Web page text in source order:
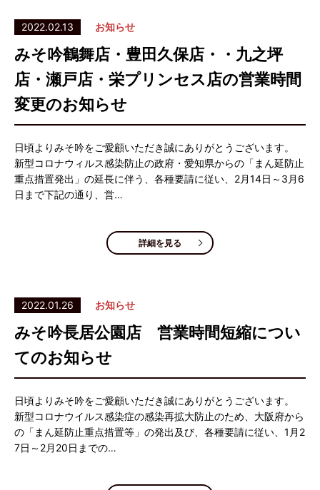
2022.02.13 お知らせ
みそ吟鶴舞店・豊田久保店・・九之坪
店・瀬戸店・栄プリンセス店の営業時間
変更のお知らせ
日頃よりみそ吟をご愛顧いただき誠にありがとうございます。
新型コロナウィルス感染防止の政府・愛知県からの「まん延防止
重点措置発出」の延長に伴う、各種要請に従い、2月14日～3月6
日まで下記の通り、営…
詳細を見る
2022.01.26 お知らせ
みそ吟長居公園店 営業時間短縮につい
てのお知らせ
日頃よりみそ吟をご愛顧いただき誠にありがとうございます。
新型コロナウイルス感染症の感染再拡大防止のため、大阪府から
の「まん延防止重点措置等」の発出及び、各種要請に従い、1月2
7日～2月20日までの…